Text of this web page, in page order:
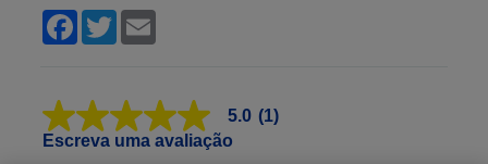
Facebook
Twitter
5.0
de
5.0 (1)
Escreva uma avaliação